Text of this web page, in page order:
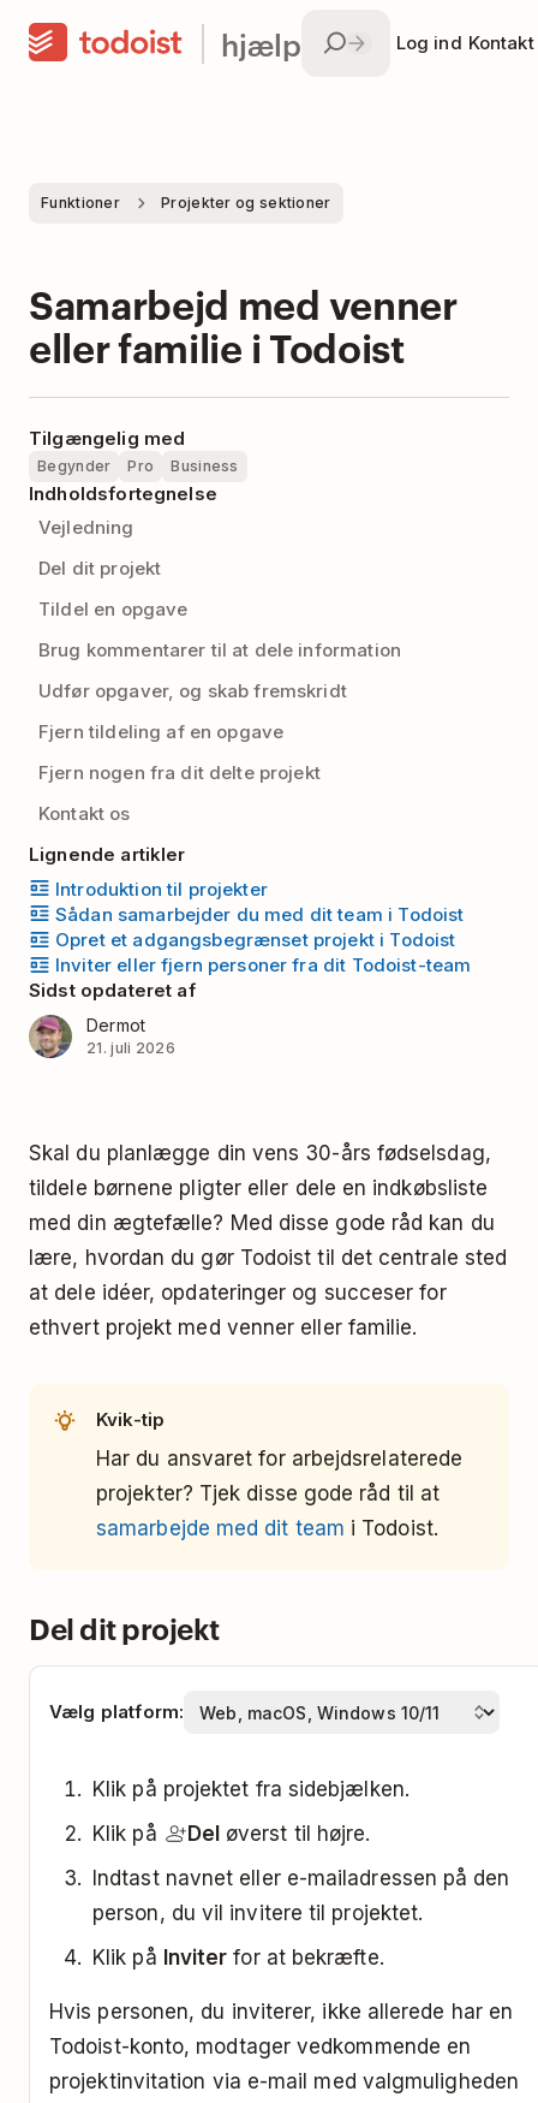
hjælp Log ind
Funktioner Projekter og sektioner
Samarbejd med venner
eller familie i Todoist
Tilgængelig med
Begynder Pro Business
Indholdsfortegnelse
Vejledning
Del dit projekt
Tildel en opgave
Brug kommentarer til at dele information
Udfør opgaver, og skab fremskridt
Fjern tildeling af en opgave
Fjern nogen fra dit delte projekt
Kontakt os
Lignende artikler
Introduktion til projekter
Sådan samarbejder du med dit team i Todoist
Opret et adgangsbegrænset projekt i Todoist
Inviter eller fjern personer fra dit Todoist-team
Sidst opdateret af
Dermot
21. juli 2026
Skal du planlægge din vens 30-års fødselsdag,
tildele børnene pligter eller dele en indkøbsliste
med din ægtefælle? Med disse gode råd kan du
lære, hvordan du gør Todoist til det centrale sted
at dele idéer, opdateringer og succeser for
ethvert projekt med venner eller familie.
Kvik-tip
Har du ansvaret for arbejdsrelaterede
projekter? Tjek disse gode råd til at
samarbejde med dit team i Todoist.
Del dit projekt
Vælg platform:
Klik på projektet fra sidebjælken.
Klik på
Del øverst til højre.
Indtast navnet eller e-mailadressen på den
person, du vil invitere til projektet.
Klik på Inviter for at bekræfte.
Hvis personen, du inviterer, ikke allerede har en
Todoist-konto, modtager vedkommende en
projektinvitation via e-mail med valgmuligheden